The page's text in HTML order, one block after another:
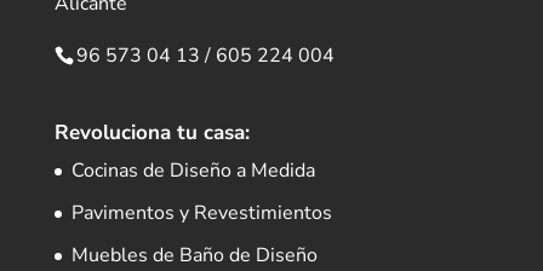
96 573 04 13/ 605 224 004
Revoluciona tu casa:
Cocinas de Diseño a Medida
Pavimentos y Revestimientos
Muebles de Baño de Diseño